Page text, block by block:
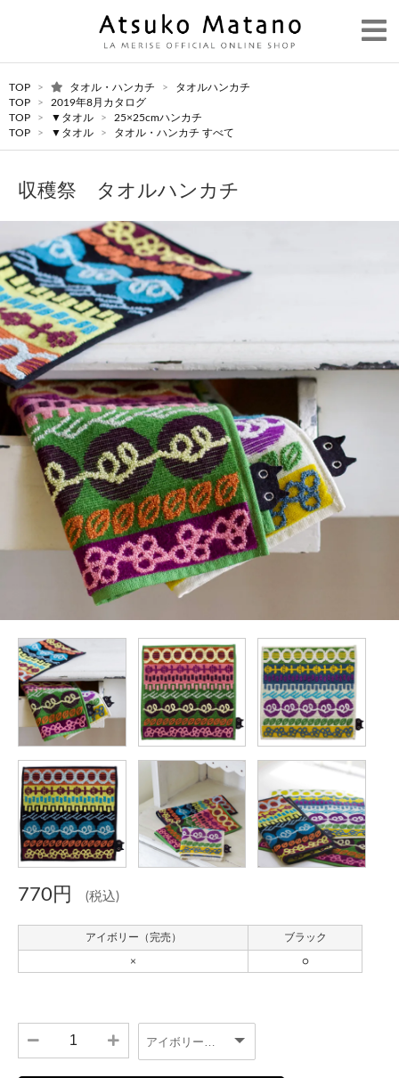
TOP > タオル・ハンカチ >
タオルハンカチ
TOP
>
2019年8月カタログ
TOP
> ▼タオル >
25×25cmハンカチ
TOP
> ▼タオル > タオル・ハンカチ すべて
収穫祭 タオルハンカチ
770円 (税込)